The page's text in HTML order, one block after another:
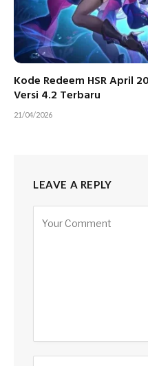
Kode Redeem HSR April
Versi 4.2 Terbaru
21/04/2026
LEAVE A REPLY